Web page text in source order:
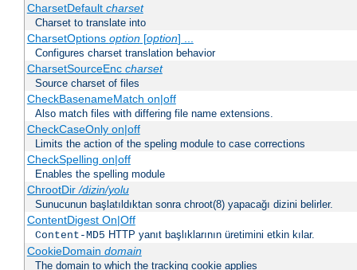
CharsetDefault charset
Charset to translate into
CharsetOptions option[option] ...
Configures charset translation behavior
CharsetSourceEnc charset
Source charset of files
CheckBasenameMatch on|off
Also match files with differing file name extensions.
CheckCaseOnly on|off
Limits the action of the speling module to case corrections
CheckSpelling on|off
Enables the spelling module
ChrootDir/dizin/yolu
Sunucunun başlatıldıktan sonra chroot(8) yapacağı dizini belirler.
ContentDigest On|Off
Content-MD5 HTTP yanıt başlıklarının üretimini etkin kılar.
CookieDomain domain
The domain to which the tracking cookie applies